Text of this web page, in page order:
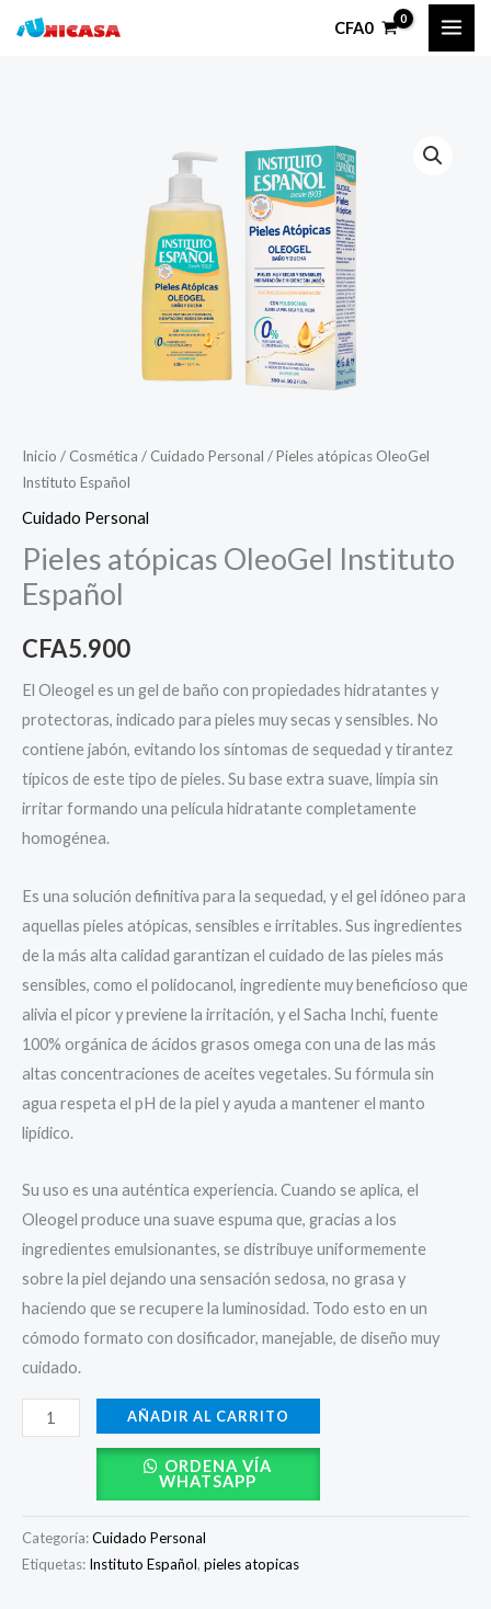
CFA0
Inicio / Cosmética / Cuidado Personal / Pieles atópicas OleoGel
Instituto Español
Cuidado Personal
Pieles atópicas OleoGel Instituto
Español
CFA5.900
El Oleogel es un gel de baño con propiedades hidratantes y
protectoras, indicado para pieles muy secas y sensibles. No
contiene jabón, evitando los síntomas de sequedad y tirantez
típicos de este tipo de pieles. Su base extra suave, limpia sin
irritar formando una película hidratante completamente
homogénea.
Es una solución definitiva para la sequedad, y el gel idóneo para
aquellas pieles atópicas, sensibles e irritables. Sus ingredientes
de la más alta calidad garantizan el cuidado de las pieles más
sensibles, como el polidocanol, ingrediente muy beneficioso que
alivia el picor y previene la irritación, y el Sacha Inchi, fuente
100% orgánica de ácidos grasos omega con una de las más
altas concentraciones de aceites vegetales. Su fórmula sin
agua respeta el pH de la piel y ayuda a mantener el manto
lipídico.
Su uso es una auténtica experiencia. Cuando se aplica, el
Oleogel produce una suave espuma que, gracias a los
ingredientes emulsionantes, se distribuye uniformemente
sobre la piel dejando una sensación sedosa, no grasa y
haciendo que se recupere la luminosidad. Todo esto en un
cómodo formato con dosificador, manejable, de diseño muy
cuidado.
AÑADIR AL CARRITO
ORDENA VÍA
WHATSAPP
Categoría:Cuidado Personal
Etiquetas: Instituto Español, pieles atopicas